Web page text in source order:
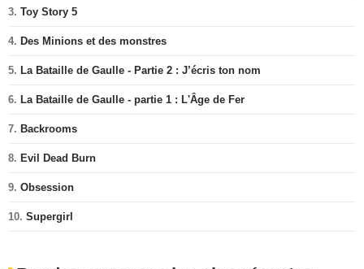
3. Toy Story 5
4. Des Minions et des monstres
5. La Bataille de Gaulle - Partie 2 : J’écris ton nom
6. La Bataille de Gaulle - partie 1 : L'Âge de Fer
7. Backrooms
8. Evil Dead Burn
9. Obsession
10. Supergirl